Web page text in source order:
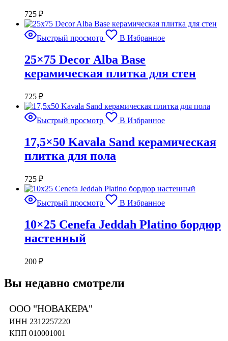
725 ₽
Быстрый просмотр В Избранное
25×75 Decor Alba Base
керамическая плитка для стен
725 ₽
Быстрый просмотр В Избранное
17,5×50 Kavala Sand керамическая
плитка для пола
725 ₽
Быстрый просмотр В Избранное
10×25 Cenefa Jeddah Platino бордюр
настенный
200 ₽
Вы недавно смотрели
ООО "НОВАКЕРА"
ИНН 2312257220
КПП 010001001